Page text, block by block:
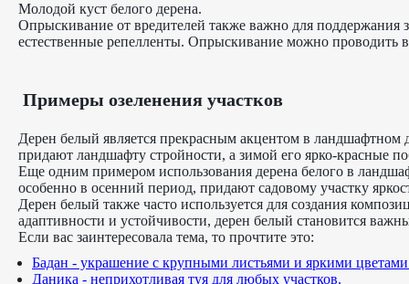
Молодой куст белого дерена.
Опрыскивание от вредителей также важно для поддержания
естественные репелленты. Опрыскивание можно проводить
Примеры озеленения участков
Дерен белый является прекрасным акцентом в ландшафтном
придают ландшафту стройности, а зимой его ярко-красные
Еще одним примером использования дерена белого в
особенно в осенний период, придают садовому участку
Дерен белый также часто используется для создания
адаптивности и устойчивости, дерен белый становится
Если вас заинтересовала тема, то прочтите это:
Бадан - украшение с крупными листьями и яркими
Даника - неприхотливая туя для любых участков.